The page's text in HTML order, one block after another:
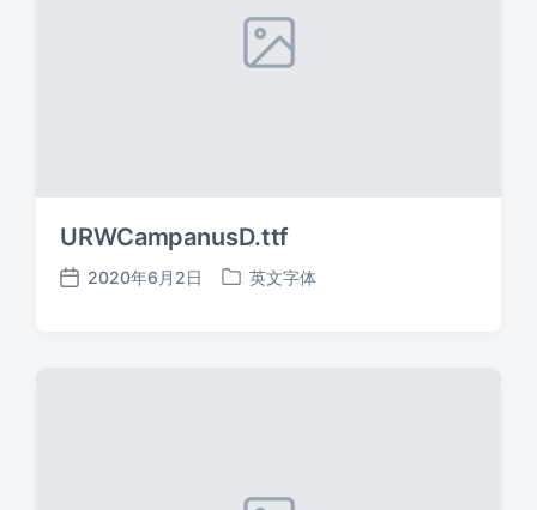
URWCampanusD.ttf
发
2020年6月2日
发
英文字体